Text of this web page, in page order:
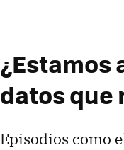
¿Estamos
datos que
Episodios como